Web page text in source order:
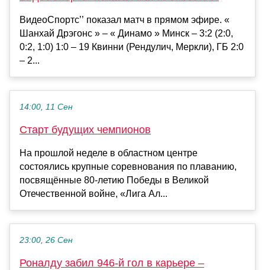
ВидеоСпортс’’ показал матч в прямом эфире. «
Шанхай Дрэгонс » – « Динамо » Минск – 3:2 (2:0,
0:2, 1:0) 1:0 – 19 Квинни (Рендулич, Меркли), ГБ 2:0
– 2...
14:00, 11 Сен
Старт будущих чемпионов
На прошлой неделе в областном центре
состоялись крупные соревнования по плаванию,
посвящённые 80-летию Победы в Великой
Отечественной войне, «Лига Ал...
23:00, 26 Сен
Роналду забил 946-й гол в карьере –